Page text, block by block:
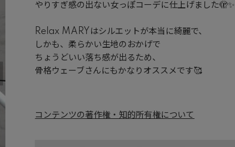
やりすぎ感の出ない女っぽコーデに仕上げました🫣✨
Relax MARYはシルエットが本当に綺麗で、
しかも、柔らかい生地のおかげで
ちょうどいい落ち感が出るため、
骨格ウェーブさんにもかなりオススメです🥰
コンテンツの著作権・知的所有権について